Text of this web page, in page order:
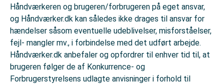
Håndværkeren og brugeren/forbrugeren på eget ansvar,
og Håndværker.dk kan således ikke drages til ansvar for
hændelser såsom eventuelle udeblivelser, misforståelser,
fejl- mangler mv., i forbindelse med det udført arbejde.
Håndværker.dk anbefaler og opfordrer til enhver tid til, at
brugeren følger de af Konkurrence- og
Forbrugerstyrelsens udlagte anvisninger i forhold til